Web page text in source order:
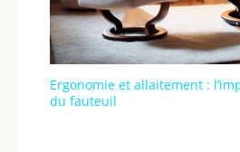
Ergonomie et allaitement :
du fauteuil